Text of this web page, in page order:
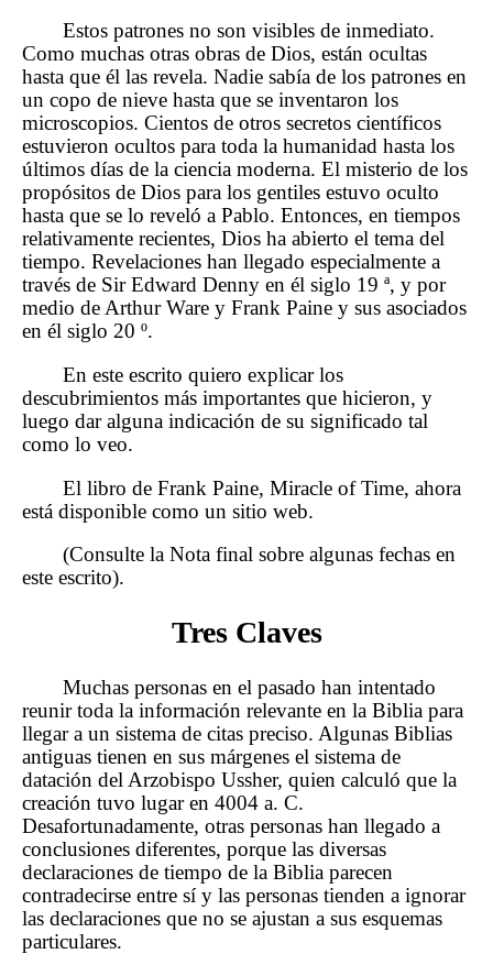
Estos patrones no son visibles de inmediato.
Como muchas otras obras de Dios, están ocultas
hasta que él las revela. Nadie sabía de los patrones en
un copo de nieve hasta que se inventaron los
microscopios. Cientos de otros secretos científicos
estuvieron ocultos para toda la humanidad hasta los
últimos días de la ciencia moderna. El misterio de los
propósitos de Dios para los gentiles estuvo oculto
hasta que se lo reveló a Pablo. Entonces, en tiempos
relativamente recientes, Dios ha abierto el tema del
tiempo. Revelaciones han llegado especialmente a
través de Sir Edward Denny en él siglo 19 ª, y por
medio de Arthur Ware y Frank Paine y sus asociados
en él siglo 20 º.
En este escrito quiero explicar los
descubrimientos más importantes que hicieron, y
luego dar alguna indicación de su significado tal
como lo veo.
El libro de Frank Paine, Miracle of Time, ahora
está disponible como un sitio web.
(Consulte la Nota final sobre algunas fechas en
este escrito).
Tres Claves
Muchas personas en el pasado han intentado
reunir toda la información relevante en la Biblia para
llegar a un sistema de citas preciso. Algunas Biblias
antiguas tienen en sus márgenes el sistema de
datación del Arzobispo Ussher, quien calculó que la
creación tuvo lugar en 4004 a. C.
Desafortunadamente, otras personas han llegado a
conclusiones diferentes, porque las diversas
declaraciones de tiempo de la Biblia parecen
contradecirse entre sí y las personas tienden a ignorar
las declaraciones que no se ajustan a sus esquemas
particulares.